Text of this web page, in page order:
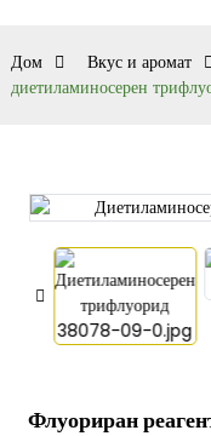
Дом Вкус и аромат
диетиламиносерен
Флуориран